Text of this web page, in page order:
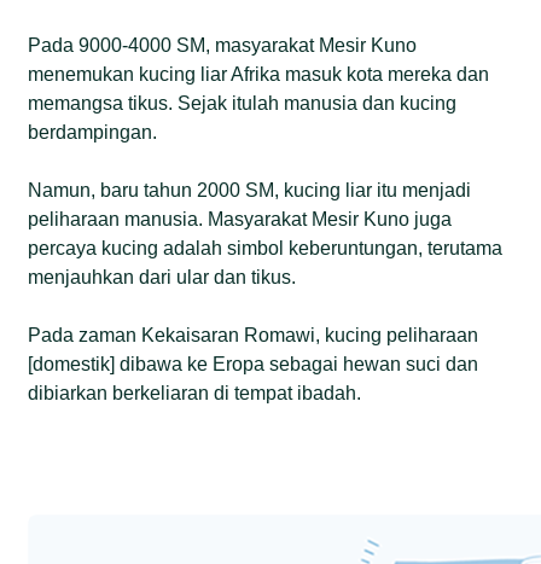
Pada 9000-4000 SM, masyarakat Mesir Kuno
menemukan kucing liar Afrika masuk kota mereka dan
memangsa tikus. Sejak itulah manusia dan kucing
berdampingan.
Namun, baru tahun 2000 SM, kucing liar itu menjadi
peliharaan manusia. Masyarakat Mesir Kuno juga
percaya kucing adalah simbol keberuntungan, terutama
menjauhkan dari ular dan tikus.
Pada zaman Kekaisaran Romawi, kucing peliharaan
[domestik] dibawa ke Eropa sebagai hewan suci dan
dibiarkan berkeliaran di tempat ibadah.